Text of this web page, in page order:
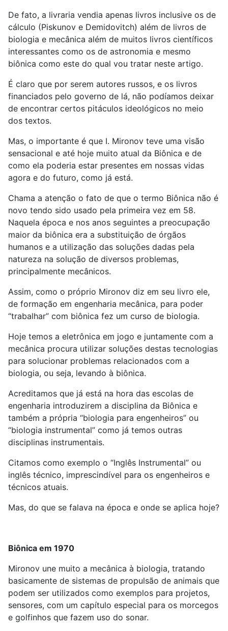
De fato, a livraria vendia apenas livros inclusive os de
cálculo (Piskunov e Demidovitch) além de livros de
biologia e mecânica além de muitos livros científicos
interessantes como os de astronomia e mesmo
biônica como este do qual vou tratar neste artigo.
É claro que por serem autores russos, e os livros
financiados pelo governo de lá, não podíamos deixar
de encontrar certos pitáculos ideológicos no meio
dos textos.
Mas, o importante é que I. Mironov teve uma visão
sensacional e até hoje muito atual da Biônica e de
como ela poderia estar presentes em nossas vidas
agora e do futuro, como já está.
Chama a atenção o fato de que o termo Biônica não é
novo tendo sido usado pela primeira vez em 58.
Naquela época e nos anos seguintes a preocupação
maior da biônica era a substituição de órgãos
humanos e a utilização das soluções dadas pela
natureza na solução de diversos problemas,
principalmente mecânicos.
Assim, como o próprio Mironov diz em seu livro ele,
de formação em engenharia mecânica, para poder
“trabalhar” com biônica fez um curso de biologia.
Hoje temos a eletrônica em jogo e juntamente com a
mecânica procura utilizar soluções destas tecnologias
para solucionar problemas relacionados com a
biologia, ou seja, levando à biônica.
Acreditamos que já está na hora das escolas de
engenharia introduzirem a disciplina da Biônica e
também a própria “biologia para engenheiros” ou
“biologia instrumental” como já temos outras
disciplinas instrumentais.
Citamos como exemplo o “Inglês Instrumental” ou
inglês técnico, imprescindível para os engenheiros e
técnicos atuais.
Mas, do que se falava na época e onde se aplica hoje?
Biônica em 1970
Mironov une muito a mecânica à biologia, tratando
basicamente de sistemas de propulsão de animais que
podem ser utilizados como exemplos para projetos,
sensores, com um capítulo especial para os morcegos
e golfinhos que fazem uso do sonar.